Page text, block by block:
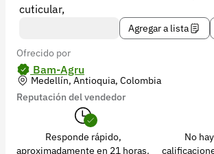
cuticular,
Agregar a lista
Ofrecido por
Bam-Agru
Medellín, Antioquia, Colombia
Reputación del vendedor
Responde rápido,
aproximadamente en 21 horas.
No